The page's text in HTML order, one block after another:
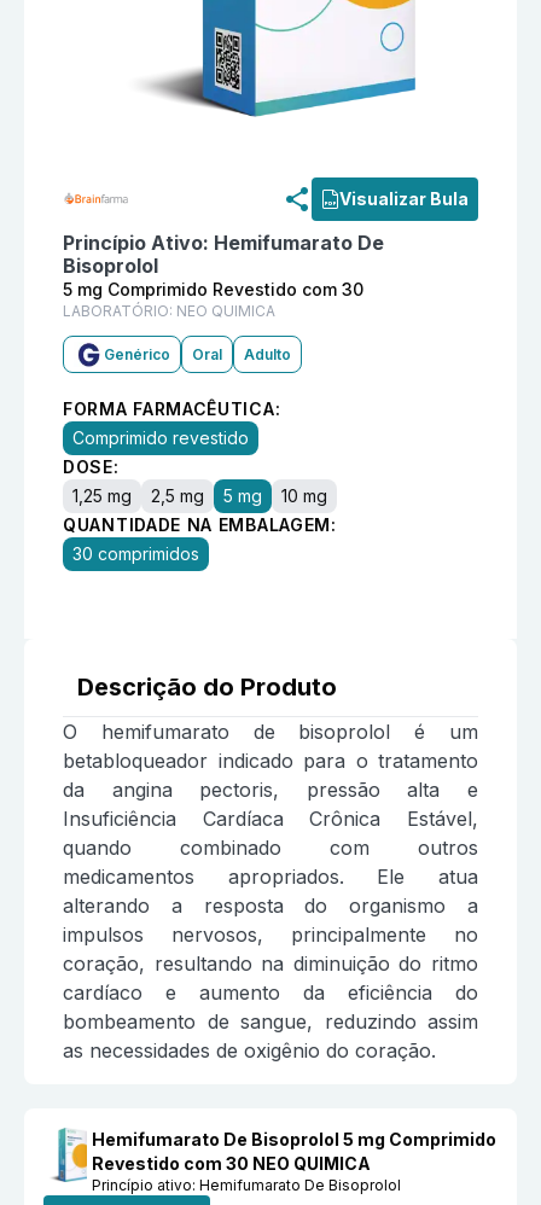
Visualizar Bula
Princípio Ativo: Hemifumarato De
Bisoprolol
5 mg Comprimido Revestido com 30
LABORATÓRIO: NEO QUIMICA
Genérico Oral Adulto
FORMA FARMACÊUTICA:
Comprimido revestido
DOSE:
1,25 mg
2,5 mg 5 mg
10 mg
QUANTIDADE NA EMBALAGEM:
30 comprimidos
Descrição do Produto
O hemifumarato de bisoprolol é um
betabloqueador indicado para o tratamento
da angina pectoris, pressão alta e
Insuficiência Cardíaca Crônica Estável,
quando combinado com outros
medicamentos apropriados. Ele atua
alterando a resposta do organismo a
impulsos nervosos, principalmente no
coração, resultando na diminuição do ritmo
cardíaco e aumento da eficiência do
bombeamento de sangue, reduzindo assim
as necessidades de oxigênio do coração.
Hemifumarato De Bisoprolol 5 mg Comprimido
Revestido com 30 NEO QUIMICA
Princípio ativo:Hemifumarato De Bisoprolol